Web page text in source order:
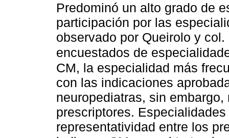
Predominó un alto grado de
participación por las
observado por Queirolo y
encuestados de
CM, la especialidad más
con las indicaciones
neuropediatras, sin
prescriptores.
representatividad entre los